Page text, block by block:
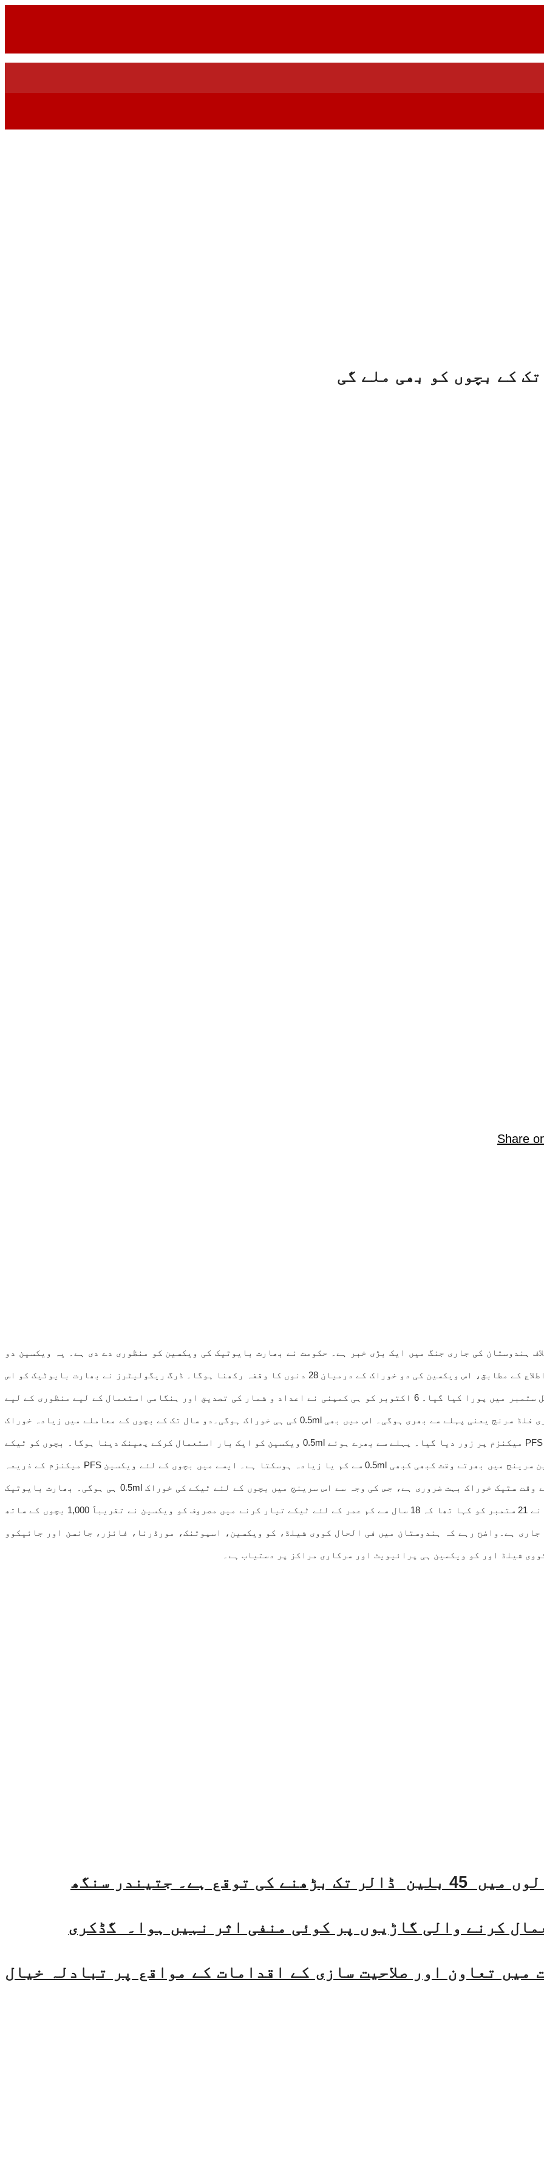
Share
کے خلاف ہندوستان کی جاری جنگ میں ایک بڑی خبر ہے۔ حکومت نے بھارت بایوٹیک کی ویکسین کو منظوری دے دی ہے۔ یہ ویکسین دو
سال سے زیادہ عمر کے بچوں کو بھی لگائی جاسکے گی۔ موصولہ اطلاع کے مطابق، اس ویکسین کی دو خوراک کے درمیان 28 دنوں کا وقفہ رکھنا ہوگا۔ ڈرگ ریگولیٹرز نے بھارت بایوٹیک کو اس
سال مئی میں بچوں پر ٹرائل کرنے کی اجازت دی تھی۔ یہ ٹرائل ستمبر میں پورا کیا گیا۔ 6 اکتوبر کو ہی کمپنی نے اعداد و شمار کی تصدیق اور ہنگامی استعمال کے لیے منظوری کے لیے
سی ڈی ایس سی او کو سونپ دیا تھا۔ واضح رہے کہ یہ ویکسین پری فلڈ سرنج یعنی پہلے سے بھری ہوگی۔ اس میں بھی 0.5ml کی ہی خوراک ہوگی۔دو سال تک کے بچوں کے معاملے میں زیادہ خوراک
سے پریشانی ہوسکتی ہے اور اس لئے بچوں کے ٹیکے کے لئے ایک PFS میکنزم پر زور دیا گیا۔ پہلے سے بھرے ہوئے 0.5ml ویکسین کو ایک بار استعمال کرکے پھینک دینا ہوگا۔ بچوں کو ٹیکے
کی دونوں خوراک دنوں کے وقفے پر دی جائے گی۔وائل سے ویکسین سرینج میں بھرتے وقت کبھی کبھی 0.5ml سے کم یا زیادہ ہوسکتا ہے۔ ایسے میں بچوں کے لئے ویکسین PFS میکنزم کے ذریعہ
پہلے سے ہی بھری ہوئی سیرنج میں ہوگی۔ بچوں کو ٹیکے لگاتے وقت سٹیک خوراک بہت ضروری ہے، جس کی وجہ سے اس سرینج میں بچوں کے لئے ٹیکے کی خوراک 0.5ml ہی ہوگی۔ بھارت بایوٹیک
انٹرنیشنل لمیٹیڈ کے صدر اور منیجنگ ڈائریکٹر کرشنا ایلا نے 21 ستمبر کو کہا تھا کہ 18 سال سے کم عمر کے لئے ٹیکے تیار کرنے میں مصروف کو ویکسین نے تقریباً 1,000 بچوں کے ساتھ
جاری ہے۔واضح رہے کہ ہندوستان میں فی الحال کووی شیلڈ، کو ویکسین، اسپوتنک، مورڈرنا، فائزر، جانسن اور جائیکوو
شیلڈ اور کو ویکسین ہی پرائیویٹ اور سرکاری مراکز پر دستیاب ہے۔
کرنے والی گاڑیوں پر کوئی منفی اثر نہیں ہوا۔ گڈکری
تعاون اور صلاحیت سازی کے اقدامات کے مواقع پر تبادلہ خیال